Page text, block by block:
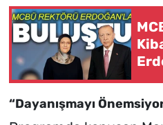
“Dayanışmayı